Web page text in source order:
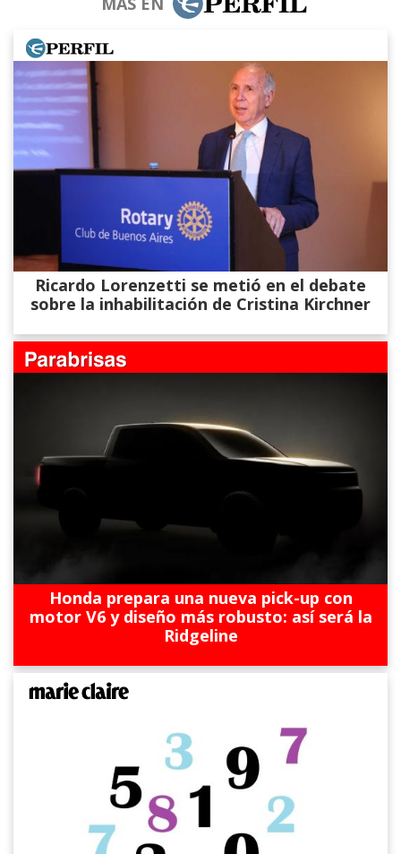
Ricardo Lorenzetti se metió en el debate
sobre la inhabilitación de Cristina Kirchner
Honda prepara una nueva pick-up con
motor V6 y diseño más robusto: así será la
Ridgeline